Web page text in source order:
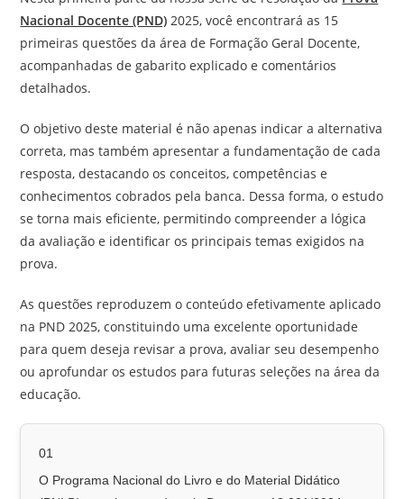
Nacional Docente (PND) 2025, você encontrará as 15
primeiras questões da área de Formação Geral Docente,
acompanhadas de gabarito explicado e comentários
detalhados.
O objetivo deste material é não apenas indicar a alternativa
correta, mas também apresentar a fundamentação de cada
resposta, destacando os conceitos, competências e
conhecimentos cobrados pela banca. Dessa forma, o estudo
se torna mais eficiente, permitindo compreender a lógica
da avaliação e identificar os principais temas exigidos na
prova.
As questões reproduzem o conteúdo efetivamente aplicado
na PND 2025, constituindo uma excelente oportunidade
para quem deseja revisar a prova, avaliar seu desempenho
ou aprofundar os estudos para futuras seleções na área da
educação.
01
O Programa Nacional do Livro e do Material Didático